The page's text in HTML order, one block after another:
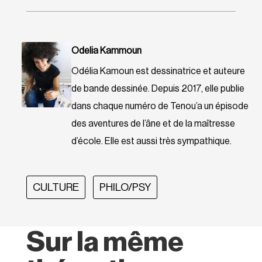
Odelia Kammoun
Odélia Kamoun est dessinatrice et auteure
de bande dessinée. Depuis 2017, elle publie
dans chaque numéro de Tenou’a un épisode
des aventures de l’âne et de la maîtresse
d’école. Elle est aussi très sympathique.
CULTURE PHILO/PSY
Sur la même